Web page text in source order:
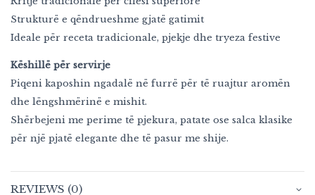
Strukturë e qëndrueshme gjatë gatimit
Ideale për receta tradicionale, pjekje dhe tryeza festive
Këshillë për servirje
Piqeni kaposhin ngadalë në furrë për të ruajtur aromën
dhe lëngshmërinë e mishit.
Shërbejeni me perime të pjekura, patate ose salca klasike
për një pjatë elegante dhe të pasur me shije.
REVIEWS (0)